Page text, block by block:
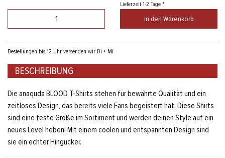
Lieferzeit 1-2 Tage *
in den Warenkorb
Bestellungen bis 12 Uhr versenden wir Di + Mi
BESCHREIBUNG
Die anaquda BLOOD T-Shirts stehen für bewährte Qualität und ein
zeitloses Design, das bereits viele Fans begeistert hat. Diese Shirts
sind eine feste Größe im Sortiment und werden deinen Style auf ein
neues Level heben! Mit einem coolen und entspannten Design sind
sie ein echter Hingucker.